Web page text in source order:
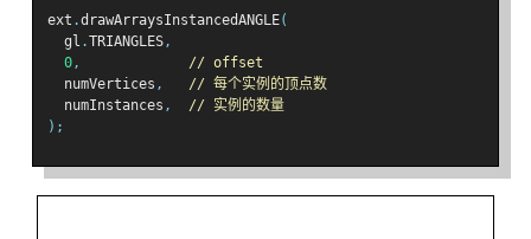
ext .drawArraysInstancedANGLE(
  gl
.TRIANGLES,
0,
// offset
  numVertices
,
// 每个实例的顶点数
  numInstances
,
// 实例的数量
);